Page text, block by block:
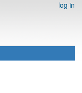
log in